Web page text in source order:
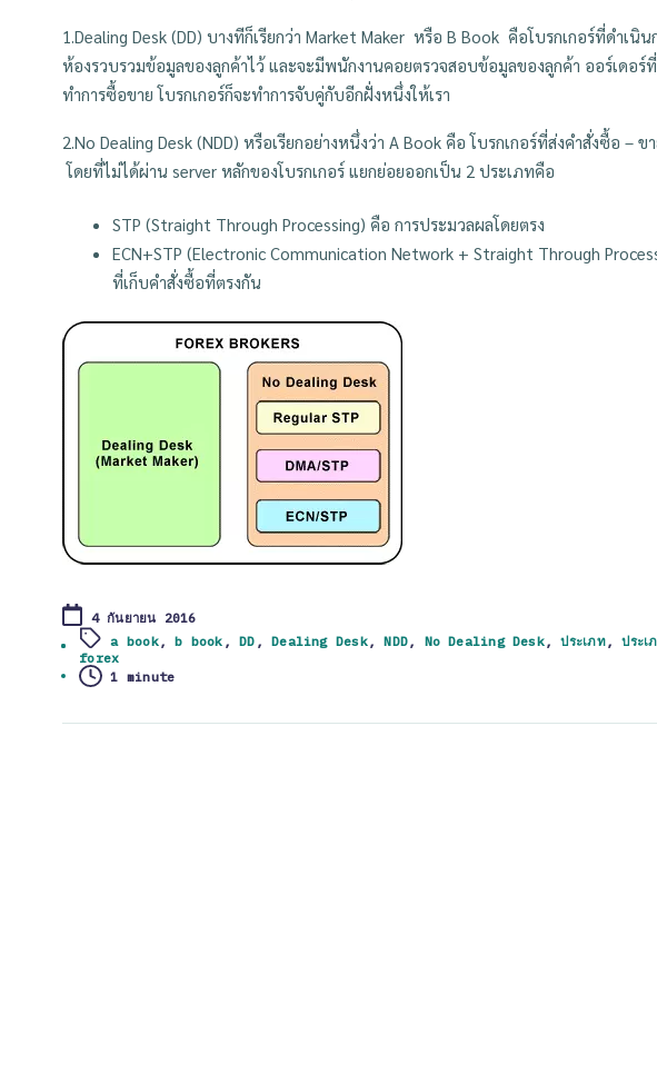
1.Dealing Desk (DD) บางทีก็เรียกว่า Market Maker หรือ B Book คือโบรกเกอร์ที่ดำเนิน
ห้องรวบรวมข้อมูลของลูกค้าไว้ และจะมีพนักงานคอยตรวจสอบข้อมูลของลูกค้า ออร์เดอ
ทำการซื้อขาย โบรกเกอร์ก็จะทำการจับคู่กับอีกฝั่งหนึ่งให้เรา
2.No Dealing Desk (NDD) หรือเรียกอย่างหนึ่งว่า A Book คือ โบรกเกอร์ที่ส่งคำสั่งซื้อ – ข
โดยที่ไม่ได้ผ่าน server หลักของโบรกเกอร์ แยกย่อยออกเป็น 2 ประเภทคือ
STP (Straight Through Processing) คือ การประมวลผลโดยตรง
ECN+STP (Electronic Communication Network + Straight Through
ที่เก็บคำสั่งซื้อที่ตรงกัน
4 กันยายน 2016
Tags:a book,b book ,DD ,Dealing Desk,NDD, No Dealing Desk,ประเภท,ประเ
forex
1 minute